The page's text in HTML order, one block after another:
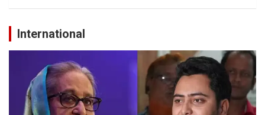
International